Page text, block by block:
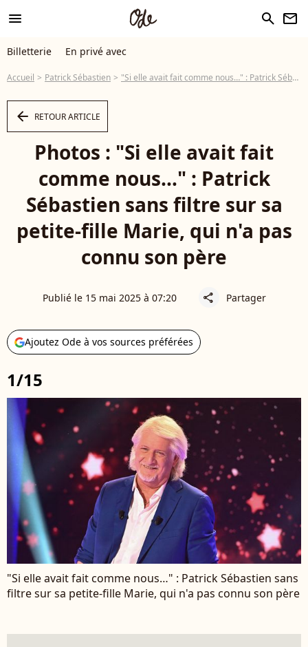
menu search newsletter
Billetterie En privé avec
Accueil Patrick Sébastien "Si elle avait fait comme nous…" : Patrick Sébastien sans filtre sur sa petite-fille Marie, qui n'a pas connu son père
arrow_left RETOUR ARTICLE
Photos : "Si elle avait fait
comme nous…" : Patrick
Sébastien sans filtre sur sa
petite-fille Marie, qui n'a pas
connu son père
Publié le 15 mai 2025 à 07:20 share Partager
Ajoutez Ode à vos sources préférées
1/15
"Si elle avait fait comme nous…" : Patrick Sébastien sans
filtre sur sa petite-fille Marie, qui n'a pas connu son père